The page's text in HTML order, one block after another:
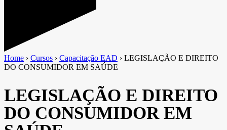
Home › Cursos › Capacitação EAD › LEGISLAÇÃO E DIREITO
DO CONSUMIDOR EM SAÚDE
LEGISLAÇÃO E DIREITO
DO CONSUMIDOR EM